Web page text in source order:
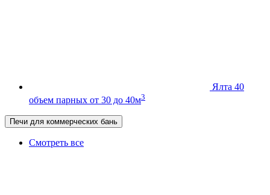
Ялта 40
объем парных от 30 до 40м3
Печи для коммерческих бань
Смотреть все